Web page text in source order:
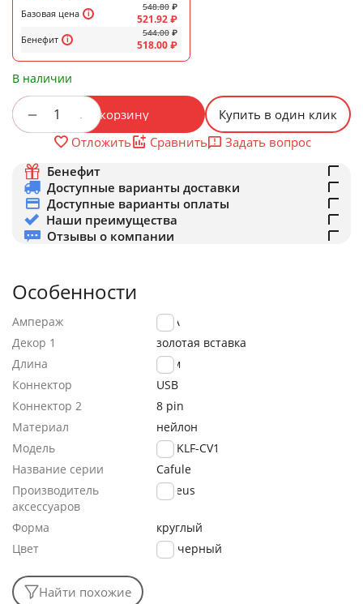
Базовая цена
Бенефит
548.80 ₽
521.92₽
544.00 ₽
518.00₽
В наличии
+
− В корзину
Купить в один клик
Отложить
Сравнить
Задать вопрос
Бенефит
Доступные варианты доставки
Доступные варианты оплаты
Наши преимущества
Отзывы о компании
Особенности
Ампераж
1.5A
Декор 1
золотая вставка
Длина
2.0м
Коннектор
USB
Коннектор 2
8 pin
Материал
нейлон
Модель
CALKLF-CV1
Название серии
Cafule
Производитель
аксессуаров
Baseus
Форма
круглый
Цвет
черный
Найти похожие